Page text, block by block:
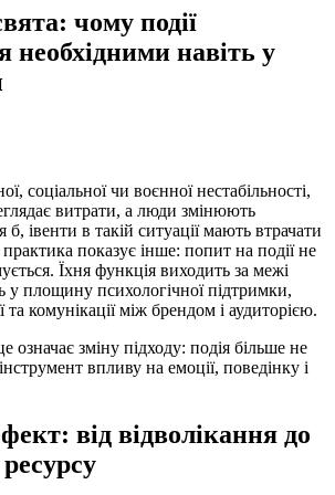
чому події
необхідними навіть у
соціальної чи воєнної нестабільності,
витрати, а люди змінюють
б, івенти в такій ситуації мають втрачати
показує інше: попит на події не
Їхня функція виходить за межі
у площину психологічної підтримки,
та комунікації між брендом і аудиторією.
означає зміну підходу: подія більше не
впливу на емоції, поведінку і
від відволікання до